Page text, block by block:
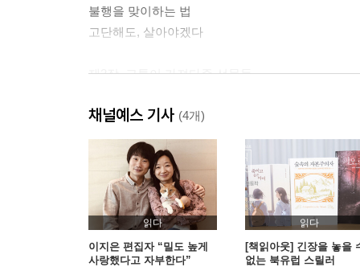
불행을 맞이하는 법
고단해도, 살아야겠다
제2장. 고통이 가져다준 선물들
벼랑 끝에서 붙잡혀버린 손
슬프지 않던 모든 날이 행복이었음을
숨지 않기, 침묵하지 않기, 기록하기
무례하지 않게 온기를 전하는 법
담백하게 위로하는 마음
서로에게 기꺼이 기대면 안 될까
제3장. 익숙한 비극 사이에서 건져 올린, 인간이라
채널예스 기사 (4개)
읽다
이지은 편집자 “밀도 높게
사랑했다고 자부한다”
읽다
[책읽아웃] 긴장을 놓을
없는 북유럽 스릴러